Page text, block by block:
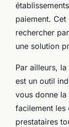
paiement.
rechercher
une solution
Par ailleurs,
est un outil
vous donne
facilement les
prestataires